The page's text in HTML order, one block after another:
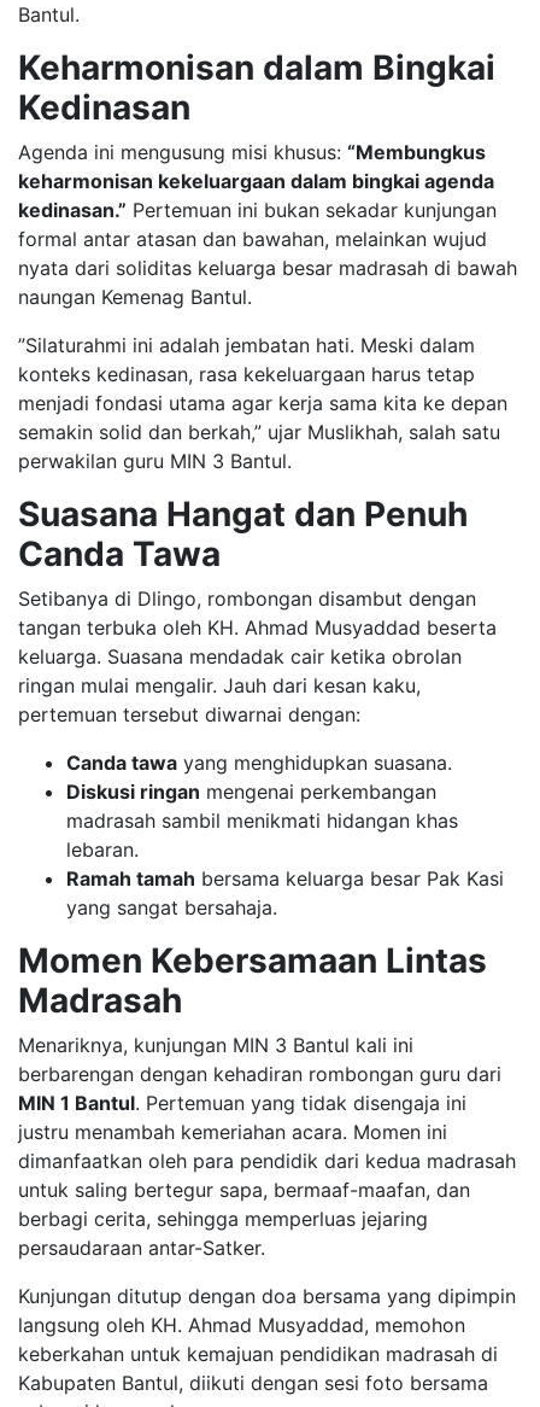
Bantul.
Keharmonisan dalam Bingkai
Kedinasan
​Agenda ini mengusung misi khusus: “Membungkus
keharmonisan kekeluargaan dalam bingkai agenda
kedinasan.” Pertemuan ini bukan sekadar kunjungan
formal antar atasan dan bawahan, melainkan wujud
nyata dari soliditas keluarga besar madrasah di bawah
naungan Kemenag Bantul.
​”Silaturahmi ini adalah jembatan hati. Meski dalam
konteks kedinasan, rasa kekeluargaan harus tetap
menjadi fondasi utama agar kerja sama kita ke depan
semakin solid dan berkah,” ujar Muslikhah, salah satu
perwakilan guru MIN 3 Bantul.
Suasana Hangat dan Penuh
Canda Tawa
​Setibanya di Dlingo, rombongan disambut dengan
tangan terbuka oleh KH. Ahmad Musyaddad beserta
keluarga. Suasana mendadak cair ketika obrolan
ringan mulai mengalir. Jauh dari kesan kaku,
pertemuan tersebut diwarnai dengan:
Canda tawa yang menghidupkan suasana.
Diskusi ringan mengenai perkembangan
madrasah sambil menikmati hidangan khas
lebaran.
Ramah tamah bersama keluarga besar Pak Kasi
yang sangat bersahaja.
Momen Kebersamaan Lintas
Madrasah
​Menariknya, kunjungan MIN 3 Bantul kali ini
berbarengan dengan kehadiran rombongan guru dari
MIN 1 Bantul. Pertemuan yang tidak disengaja ini
justru menambah kemeriahan acara. Momen ini
dimanfaatkan oleh para pendidik dari kedua madrasah
untuk saling bertegur sapa, bermaaf-maafan, dan
berbagi cerita, sehingga memperluas jejaring
persaudaraan antar-Satker.
​Kunjungan ditutup dengan doa bersama yang dipimpin
langsung oleh KH. Ahmad Musyaddad, memohon
keberkahan untuk kemajuan pendidikan madrasah di
Kabupaten Bantul, diikuti dengan sesi foto bersama